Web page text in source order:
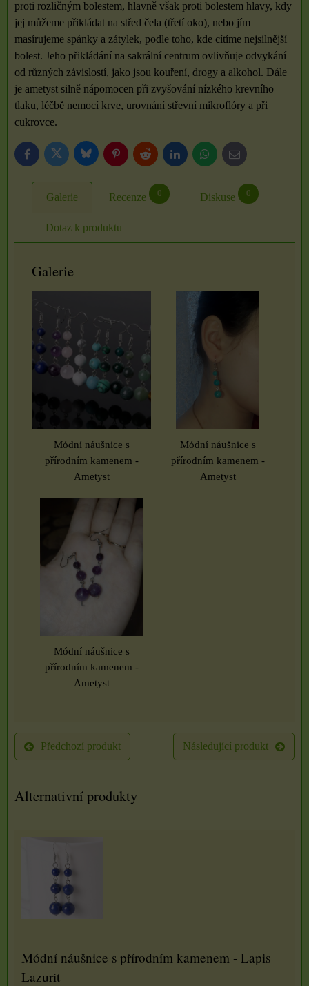
proti rozličným bolestem, hlavně však proti bolestem hlavy, kdy
jej můžeme přikládat na střed čela (třetí oko), nebo jím
masírujeme spánky a zátylek, podle toho, kde cítíme nejsilnější
bolest. Jeho přikládání na sakrální centrum ovlivňuje odvykání
od různých závislostí, jako jsou kouření, drogy a alkohol. Dále
je ametyst silně nápomocen při zvyšování nízkého krevního
tlaku, léčbě nemocí krve, urovnání střevní mikroflóry a při
cukrovce.
FacebookTwitter BlueskyPinterestReddit LinkedInWhatsApp
E-
mail
Galerie Recenze 0 Diskuse 0
Dotaz k produktu
Galerie
Módní náušnice s
přírodním kamenem -
Ametyst
Módní náušnice s
přírodním kamenem -
Ametyst
Módní náušnice s
přírodním kamenem -
Ametyst
Předchozí produkt Následující produkt
Alternativní produkty
Módní náušnice s přírodním kamenem - Lapis
Lazurit